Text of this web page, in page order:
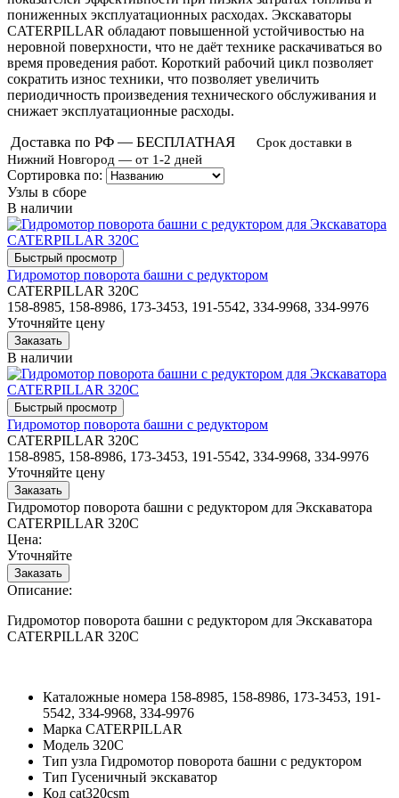
пониженных эксплуатационных расходах. Экскаваторы
CATERPILLAR обладают повышенной устойчивостью на
неровной поверхности, что не даёт технике раскачиваться во
время проведения работ. Короткий рабочий цикл позволяет
сократить износ техники, что позволяет увеличить
периодичность произведения технического обслуживания и
снижает эксплуатационные расходы.
Доставка по РФ — БЕСПЛАТНАЯ
Срок доставки в
Нижний Новгород — от 1-2 дней
Сортировка по:
Узлы в сборе
В наличии
Гидромотор поворота башни с редуктором
CATERPILLAR 320C
158-8985, 158-8986, 173-3453, 191-5542, 334-9968, 334-9976
Уточняйте цену
В наличии
Гидромотор поворота башни с редуктором
CATERPILLAR 320C
158-8985, 158-8986, 173-3453, 191-5542, 334-9968, 334-9976
Уточняйте цену
Гидромотор поворота башни с редуктором для Экскаватора
CATERPILLAR 320C
Цена:
Уточняйте
Описание:
Гидромотор поворота башни с редуктором для Экскаватора
CATERPILLAR 320C
Каталожные номера 158-8985, 158-8986, 173-3453, 191-
5542, 334-9968, 334-9976
Марка CATERPILLAR
Модель 320C
Тип узла Гидромотор поворота башни с редуктором
Тип Гусеничный экскаватор
Код cat320csm